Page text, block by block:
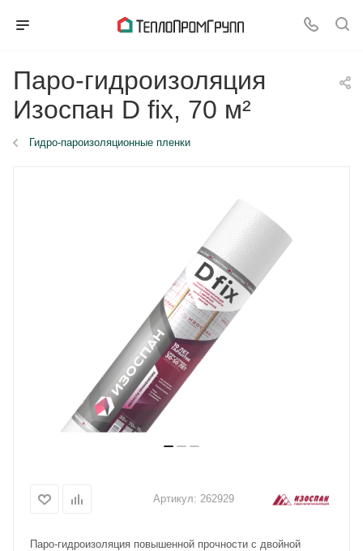
Паро-гидроизоляция
Изоспан D fix, 70 м²
Гидро-пароизоляционные пленки
Артикул: 262929
Паро-гидроизоляция повышенной прочности с двойной